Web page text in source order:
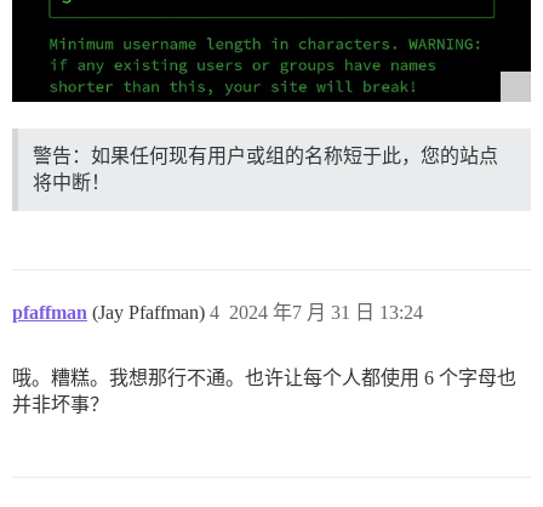
警告：如果任何现有用户或组的名称短于此，您的站点
将中断！
pfaffman (Jay Pfaffman) 2024 年7 月 31 日 13:24
4
哦。糟糕。我想那行不通。也许让每个人都使用 6 个字母也
并非坏事？